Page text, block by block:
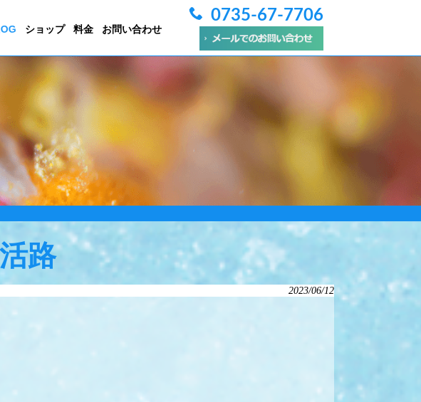
ショップ 料金 お問い合わせ
0735-67-7706
路
2023/06/12